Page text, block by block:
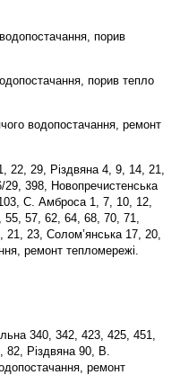
порив
порив тепло
водопостачання, ремонт
22, 29, Різдвяна 4, 9, 14, 21,
398, Новопречистенська
С. Амброса 1, 7, 10, 12,
57, 62, 64, 68, 70, 71,
23, Солом’янська 17, 20,
ремонт тепломережі.
340, 342, 423, 425, 451,
82, Різдвяна 90, В.
ремонт